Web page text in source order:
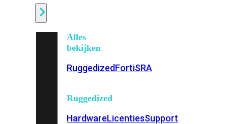
Alles
bekijken
RuggedizedFortiSRA
Ruggedized
HardwareLicentiesSupport